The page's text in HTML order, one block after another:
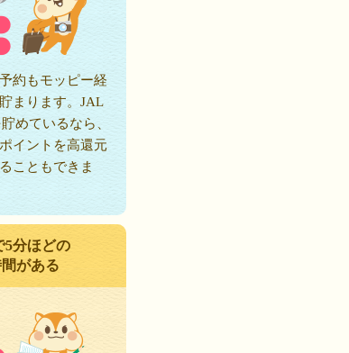
約もモッピー経
まります。JAL
めているなら、
イントを高還元
こともできま
5分ほどの
がある